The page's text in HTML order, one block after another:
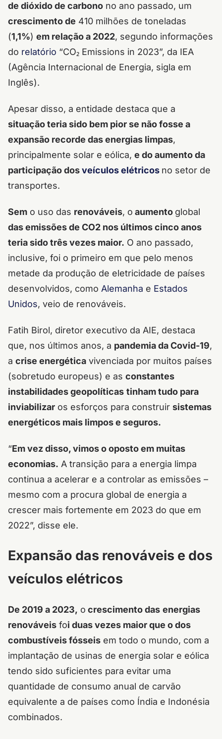
de dióxido de carbono no ano passado, um
crescimento de 410 milhões de toneladas
(1,1%) em relação a 2022, segundo informações
do relatório “CO₂ Emissions in 2023”, da IEA
(Agência Internacional de Energia, sigla em
Inglês).
Apesar disso, a entidade destaca que a
situação teria sido bem pior se não fosse a
expansão recorde das energias limpas,
principalmente solar e eólica, e do aumento da
participação dosveículos elétricos no setor de
transportes.
Sem o uso das renováveis, o aumento global
das emissões de CO2 nos últimos cinco anos
teria sido três vezes maior. O ano passado,
inclusive, foi o primeiro em que pelo menos
metade da produção de eletricidade de países
desenvolvidos, como Alemanha e Estados
Unidos, veio de renováveis.
Fatih Birol, diretor executivo da AIE, destaca
que, nos últimos anos, a pandemia da Covid-19,
a crise energética vivenciada por muitos países
(sobretudo europeus) e as constantes
instabilidades geopolíticas tinham tudo para
inviabilizar os esforços para construir sistemas
energéticos mais limpos e seguros.
“Em vez disso, vimos o oposto em muitas
economias. A transição para a energia limpa
continua a acelerar e a controlar as emissões –
mesmo com a procura global de energia a
crescer mais fortemente em 2023 do que em
2022”, disse ele.
Expansão das renováveis e dos
veículos elétricos
De 2019 a 2023, o crescimento das energias
renováveis foi duas vezes maior que o dos
combustíveis fósseis em todo o mundo, com a
implantação de usinas de energia solar e eólica
tendo sido suficientes para evitar uma
quantidade de consumo anual de carvão
equivalente a de países como Índia e Indonésia
combinados.